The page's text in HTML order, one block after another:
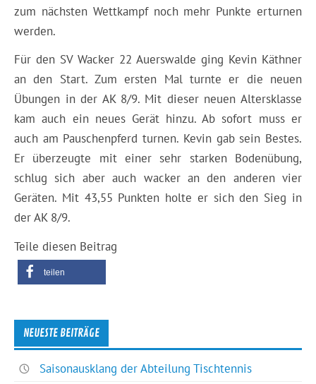
zum nächsten Wettkampf noch mehr Punkte erturnen
werden.
Für den SV Wacker 22 Auerswalde ging Kevin Käthner
an den Start. Zum ersten Mal turnte er die neuen
Übungen in der AK 8/9. Mit dieser neuen Altersklasse
kam auch ein neues Gerät hinzu. Ab sofort muss er
auch am Pauschenpferd turnen. Kevin gab sein Bestes.
Er überzeugte mit einer sehr starken Bodenübung,
schlug sich aber auch wacker an den anderen vier
Geräten. Mit 43,55 Punkten holte er sich den Sieg in
der AK 8/9.
Teile diesen Beitrag
teilen
NEUESTE BEITRÄGE
Saisonausklang der Abteilung Tischtennis